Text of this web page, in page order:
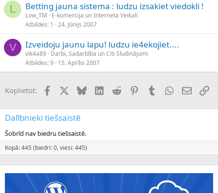
L Betting jauna sistema : ludzu izsakiet viedokli !
Low_TM
E-komercija un Interneta Veikali
Atbildes 1 24. Jūnijs 2007
V Izveidoju jaunu lapu! ludzu ie4ekojiet....
vik4a89
Darbi, Sadarbība un Citi Sludinājumi
Atbildes 9 15. Aprīlis 2007
Koplietot: FacebookX (Twitter)
BlueskyLinkedInReddit PinterestTumblrWhatsApp
E-pasts
Dalībnieki tiešsaistē
Šobrīd nav biedru tiešsaistē.
Kopā: 445 (biedri: 0, viesi: 445)